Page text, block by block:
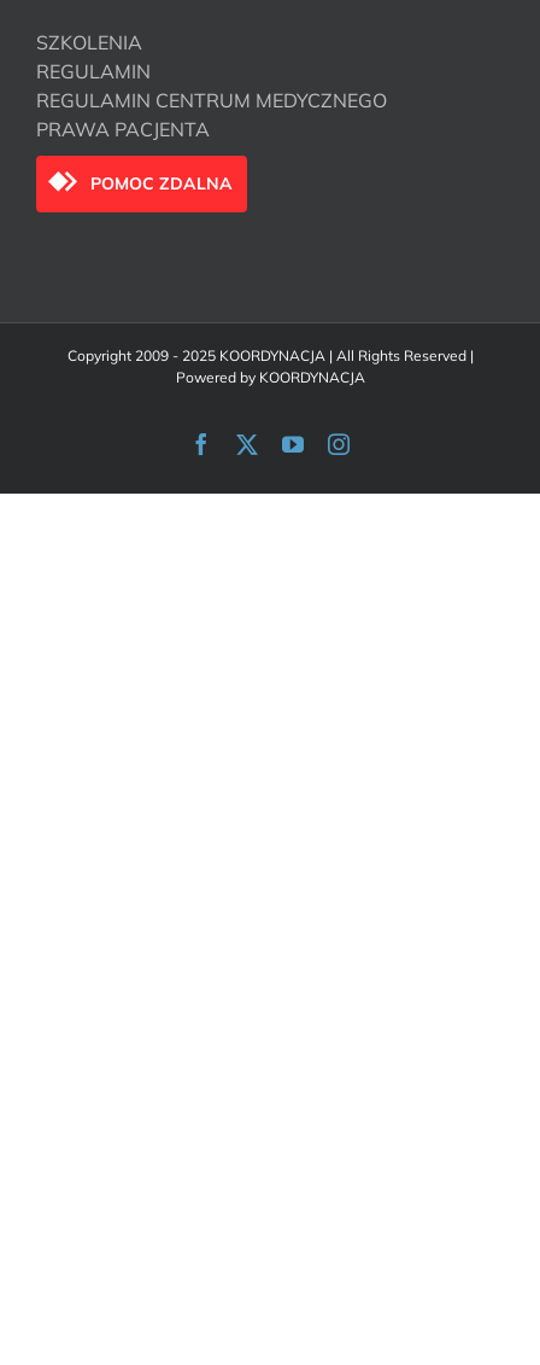
SZKOLENIA
REGULAMIN
REGULAMIN CENTRUM MEDYCZNEGO
PRAWA PACJENTA
POMOC ZDALNA
Copyright 2009 - 2025 KOORDYNACJA | All Rights Reserved |
Powered by KOORDYNACJA
Facebook YouTubeInstagram